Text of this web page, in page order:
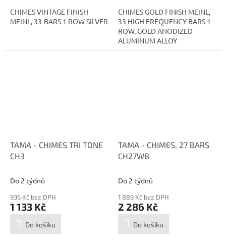
CHIMES VINTAGE FINISH
MEINL, 33-BARS 1 ROW SILVER
CHIMES GOLD FINISH MEINL,
33 HIGH FREQUENCY-BARS 1
ROW, GOLD ANODIZED
ALUMINUM ALLOY
TAMA - CHIMES TRI TONE
CH3
Do 2 týdnů
936 Kč bez DPH
1 133 Kč
Do košíku
TAMA - CHIMES, 27 BARS
CH27WB
Do 2 týdnů
1 889 Kč bez DPH
2 286 Kč
Do košíku